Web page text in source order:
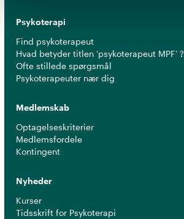
Psykoterapi
Find psykoterapeut
Hvad betyder titlen 'psykoterapeut MPF' ?
Ofte stillede spørgsmål
Psykoterapeuter nær dig
Medlemskab
Optagelseskriterier
Medlemsfordele
Kontingent
Nyheder
Kurser
Tidsskrift for Psykoterapi